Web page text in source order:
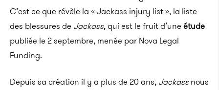
C’est ce que révèle la « Jackass injury list », la liste
des blessures de Jackass, qui est le fruit d’une étude
publiée le 2 septembre, menée par Nova Legal
Funding.
Depuis sa création il y a plus de 20 ans, Jackass nous